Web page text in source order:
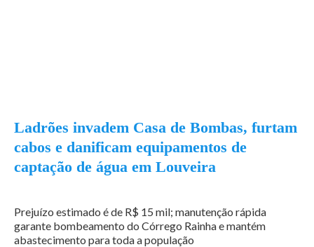
Ladrões invadem Casa de Bombas, furtam
cabos e danificam equipamentos de
captação de água em Louveira
Prejuízo estimado é de R$ 15 mil; manutenção rápida
garante bombeamento do Córrego Rainha e mantém
abastecimento para toda a população